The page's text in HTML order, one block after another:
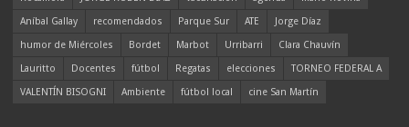
Aníbal Gallay
recomendados Parque Sur ATE
Jorge Díaz
humor de Miércoles
Bordet Marbot Urribarri
Clara Chauvín
Lauritto
Docentes fútbol Regatas elecciones
TORNEO FEDERAL A
VALENTÍN BISOGNI
Ambiente fútbol local cine San Martín